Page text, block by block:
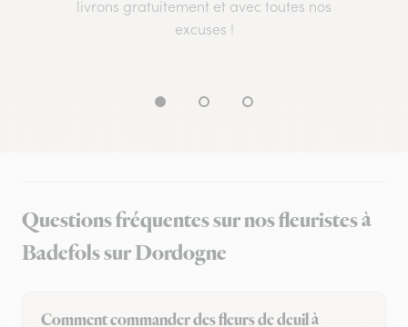
livrons gratuitement et avec toutes nos
excuses !
Questions fréquentes sur nos fleuristes à
Badefols sur Dordogne
Comment commander des fleurs de deuil à